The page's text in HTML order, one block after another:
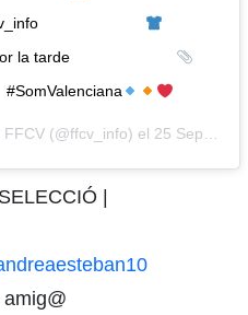
⠀⠀⠀⠀⠀⠀⠀⠀⠀
la tarde ⠀⠀⠀⠀⠀⠀⠀⠀⠀
FFCV(@ffcv_info) el 25 Sep, 2019 a las 3:30 PDT
|